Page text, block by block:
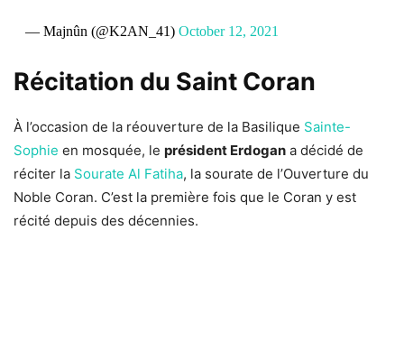
— Majnûn (@K2AN_41) October 12, 2021
Récitation du Saint Coran
À l’occasion de la réouverture de la Basilique Sainte-
Sophie en mosquée, le président Erdogan a décidé de
réciter la Sourate Al Fatiha, la sourate de l’Ouverture du
Noble Coran. C’est la première fois que le Coran y est
récité depuis des décennies.